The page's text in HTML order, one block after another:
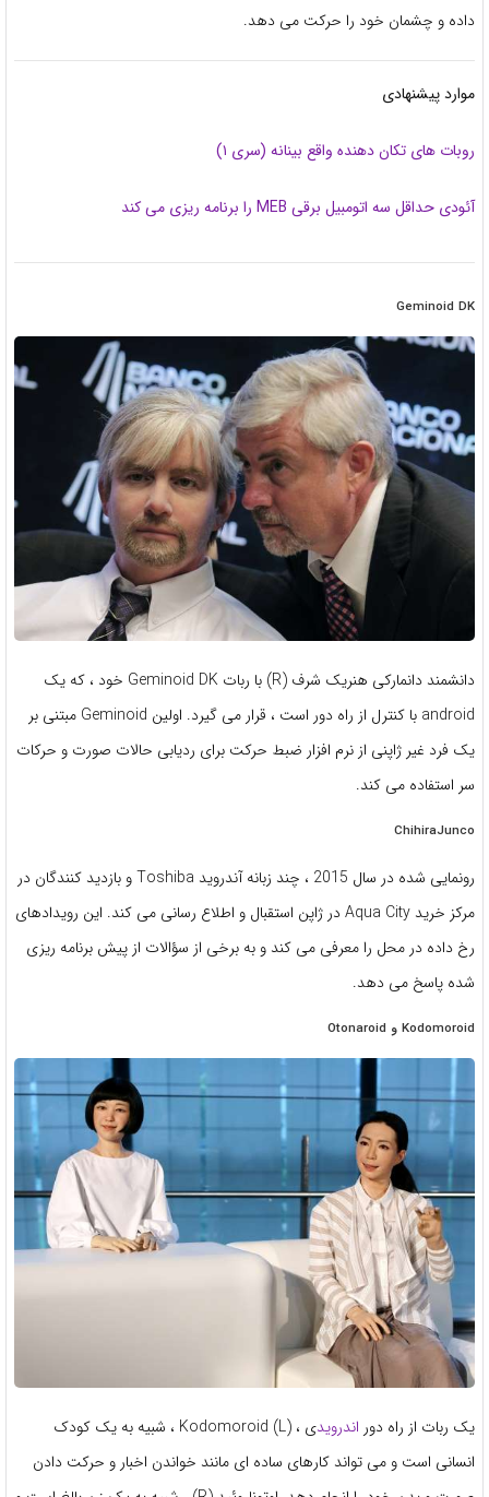
داده و چشمان خود را حرکت می دهد.
موارد پیشنهادی
روبات های تکان دهنده واقع بینانه (سری ۱)
آئودی حداقل سه اتومبیل برقی MEB را برنامه ریزی می کند
Geminoid DK
دانشمند دانمارکی هنریک شرف (R) با ربات Geminoid DK خود ، که یک
android با کنترل از راه دور است ، قرار می گیرد. اولین Geminoid مبتنی بر
یک فرد غیر ژاپنی از نرم افزار ضبط حرکت برای ردیابی حالات صورت و حرکات
سر استفاده می کند.
ChihiraJunco
رونمایی شده در سال 2015 ، چند زبانه آندروید Toshiba و بازدید کنندگان در
مرکز خرید Aqua City در ژاپن استقبال و اطلاع رسانی می کند. این رویدادهای
رخ داده در محل را معرفی می کند و به برخی از سؤالات از پیش برنامه ریزی
شده پاسخ می دهد.
Kodomoroid و Otonaroid
یک ربات از راه دور اندروید
ی ، Kodomoroid (L) ، شبیه به یک کودک
انسانی است و می تواند کارهای ساده ای مانند خواندن اخبار و حرکت دادن